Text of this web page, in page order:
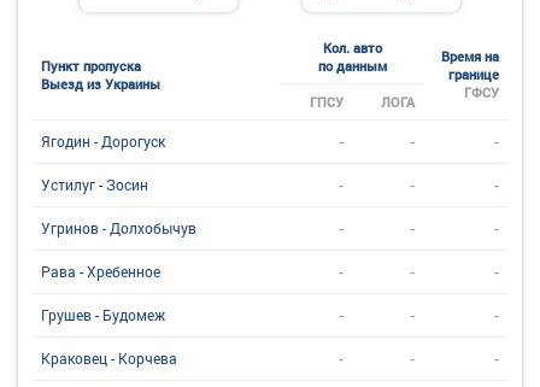
Пункт пропуска
Выезд из Украины
Кол. авто
по данным
Время на
границе
ГФСУ
ГПСУ ЛОГА
Ягодин - Дорогуск - - -
Устилуг - Зосин - - -
Угринов - Долхобычув - - -
Рава - Хребенное - - -
Грушев - Будомеж - - -
Краковец - Корчева - - -